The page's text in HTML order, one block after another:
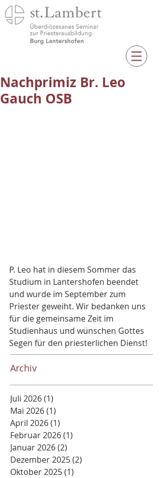
Nachprimiz Br. Leo
Gauch OSB
P. Leo hat in diesem Sommer das
Studium in Lantershofen beendet
und wurde im September zum
Priester geweiht. Wir bedanken uns
für die gemeinsame Zeit im
Studienhaus und wünschen Gottes
Segen für den priesterlichen Dienst!
Archiv
Juli 2026(1)
Mai 2026(1)
April 2026(1)
Februar 2026(1)
Januar 2026(2)
Dezember 2025(2)
Oktober 2025(1)